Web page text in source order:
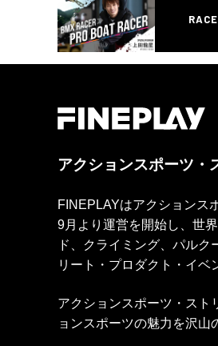
RACE
アクションスポーツ・
FINEPLAYはアクションス
9月より運営を開始し、世
ド、クライミング、パル
リート・プロダクト・イベ
アクションスポーツ・スト
ョンスポーツの魅力を沢山